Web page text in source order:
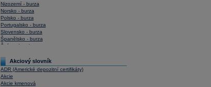
Nizozemí - burza
Norsko - burza
Polsko - burza
Portugalsko - burza
Slovensko - burza
Španělsko - burza
Švýcarsko - burza
Akciový slovník
ADR (Americké depozitní certifikáty)
Akcie
Akcie kmenová